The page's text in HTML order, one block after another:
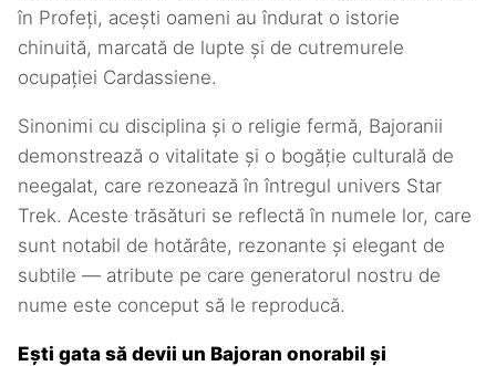
în Profeți, acești oameni au îndurat o istorie
chinuită, marcată de lupte și de cutremurele
ocupației Cardassiene.
Sinonimi cu disciplina și o religie fermă, Bajoranii
demonstrează o vitalitate și o bogăție culturală de
neegalat, care rezonează în întregul univers Star
Trek. Aceste trăsături se reflectă în numele lor, care
sunt notabil de hotărâte, rezonante și elegant de
subtile — atribute pe care generatorul nostru de
nume este conceput să le reproducă.
Ești gata să devii un Bajoran onorabil și